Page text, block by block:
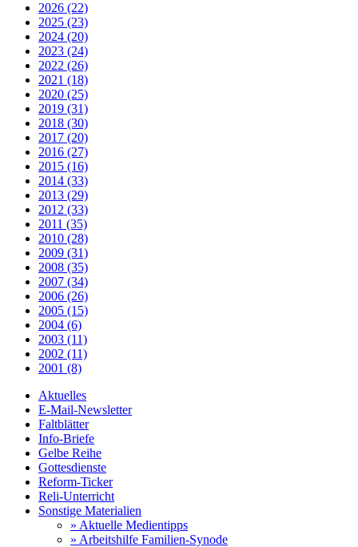
2026 (22)
2025 (23)
2024 (20)
2023 (24)
2022 (26)
2021 (18)
2020 (25)
2019 (31)
2018 (30)
2017 (20)
2016 (27)
2015 (16)
2014 (33)
2013 (29)
2012 (33)
2011 (35)
2010 (28)
2009 (31)
2008 (35)
2007 (34)
2006 (26)
2005 (15)
2004 (6)
2003 (11)
2002 (11)
2001 (8)
Aktuelles
E-Mail-Newsletter
Faltblätter
Info-Briefe
Gelbe Reihe
Gottesdienste
Reform-Ticker
Reli-Unterricht
Sonstige Materialien
» Aktuelle Medientipps
» Arbeitshilfe Familien-Synode